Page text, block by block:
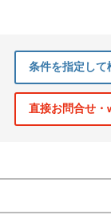
条件を指定して
直接お問合せ